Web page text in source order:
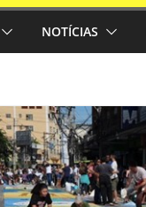
NOTÍCIAS